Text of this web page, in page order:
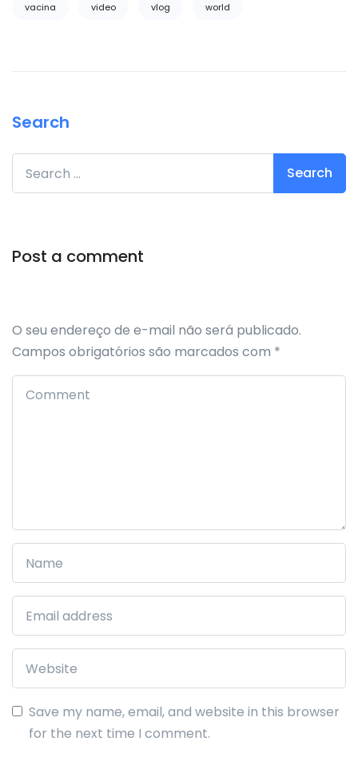
vacina video vlog world
Search
Search for:
Post a comment
O seu endereço de e-mail não será publicado.
Campos obrigatórios são marcados com *
Save my name, email, and website in this browser
for the next time I comment.